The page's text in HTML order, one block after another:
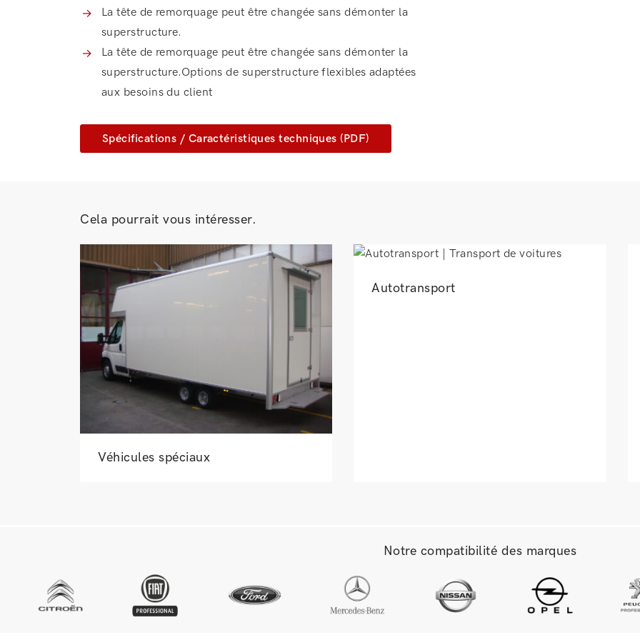
La tête de remorquage peut être changée sans démonter la
superstructure.
La tête de remorquage peut être changée sans démonter la
superstructure.Options de superstructure flexibles adaptées
aux besoins du client
Spécifications / Caractéristiques techniques (PDF)
Cela pourrait vous intéresser.
Véhicules spéciaux
Autotransport
Notre compatibilité des marques